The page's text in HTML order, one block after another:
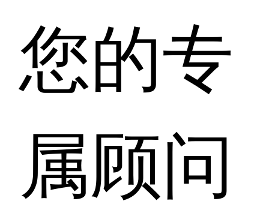
您的专
属顾问